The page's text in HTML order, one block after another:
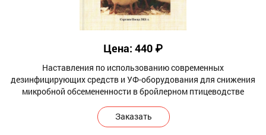
Цена: 440 ₽
Наставления по использованию современных
дезинфицирующих средств и УФ-оборудования для снижения
микробной обсемененности в бройлерном птицеводстве
Заказать